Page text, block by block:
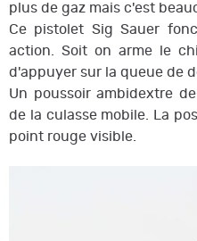
plus de gaz mais c'est
Ce pistolet Sig Sauer
action. Soit on arme le
d'appuyer sur la queue de
Un poussoir ambidextre
de la culasse mobile. La
point rouge visible.